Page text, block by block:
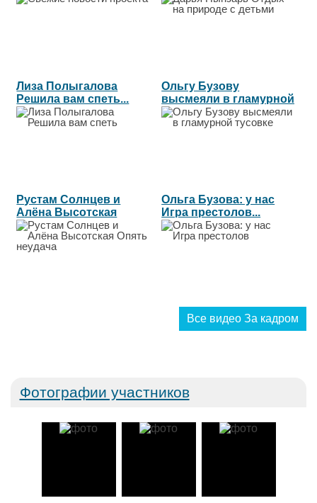
Лиза Полыгалова
Решила вам спеть...
Ольгу Бузову
высмеяли в гламурной
тусовке...
Рустам Солнцев и
Алёна Высотская
Опять неудача...
Ольга Бузова: у нас
Игра престолов...
Все видео За кадром
Фотографии участников